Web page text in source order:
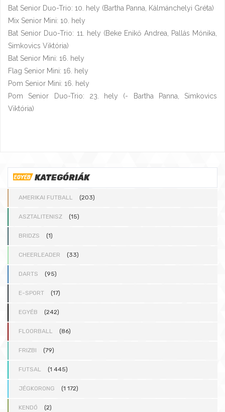
Bat Senior Duo-Trio: 10. hely (Bartha Panna, Kálmánchelyi Gréta)
Mix Senior Mini: 10. hely
Bat Senior Duo-Trio: 11. hely (Beke Enikő Andrea, Pallás Mónika,
Simkovics Viktória)
Bat Senior Mini: 16. hely
Flag Senior Mini: 16. hely
Pom Senior Mini: 16. hely
Pom Senior Duo-Trio: 23. hely (- Bartha Panna, Simkovics
Viktória)
KATEGÓRIÁK
AMERIKAI FUTBALL (203)
ASZTALITENISZ (15)
BRIDZS (1)
CHEERLEADER (33)
DARTS (95)
E-SPORT (17)
EGYÉB (242)
FLOORBALL (86)
FRIZBI (79)
FUTSAL (1 445)
JÉGKORONG (1 172)
KENDÓ (2)